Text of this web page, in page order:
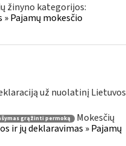
žinyno kategorijos:
Pajamų mokesčio
už nuolatinį Lietuvos
grąžinti permoką
Mokesčių
ir jų deklaravimas » Pajamų